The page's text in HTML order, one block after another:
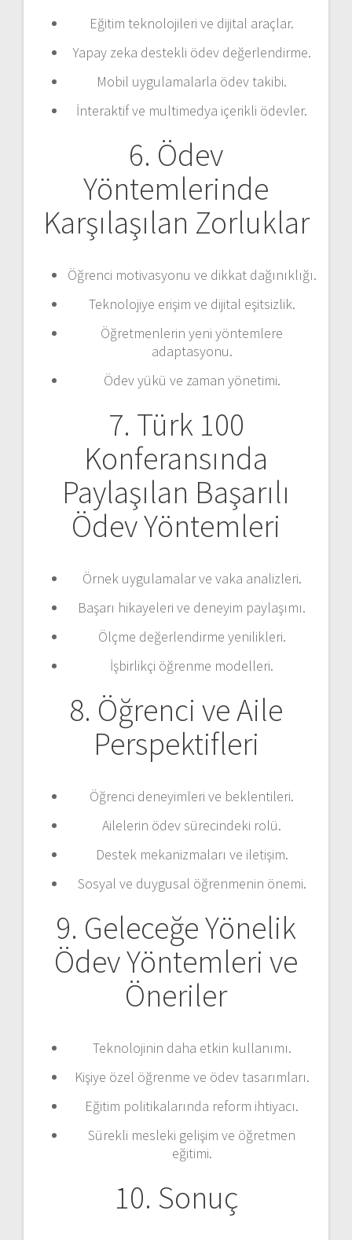
Eğitim teknolojileri ve dijital araçlar.
Yapay zeka destekli ödev değerlendirme.
Mobil uygulamalarla ödev takibi.
İnteraktif ve multimedya içerikli ödevler.
6. Ödev
Yöntemlerinde
Karşılaşılan Zorluklar
Öğrenci motivasyonu ve dikkat dağınıklığı.
Teknolojiye erişim ve dijital eşitsizlik.
Öğretmenlerin yeni yöntemlere
adaptasyonu.
Ödev yükü ve zaman yönetimi.
7. Türk 100
Konferansında
Paylaşılan Başarılı
Ödev Yöntemleri
Örnek uygulamalar ve vaka analizleri.
Başarı hikayeleri ve deneyim paylaşımı.
Ölçme değerlendirme yenilikleri.
İşbirlikçi öğrenme modelleri.
8. Öğrenci ve Aile
Perspektifleri
Öğrenci deneyimleri ve beklentileri.
Ailelerin ödev sürecindeki rolü.
Destek mekanizmaları ve iletişim.
Sosyal ve duygusal öğrenmenin önemi.
9. Geleceğe Yönelik
Ödev Yöntemleri ve
Öneriler
Teknolojinin daha etkin kullanımı.
Kişiye özel öğrenme ve ödev tasarımları.
Eğitim politikalarında reform ihtiyacı.
Sürekli mesleki gelişim ve öğretmen
eğitimi.
10. Sonuç